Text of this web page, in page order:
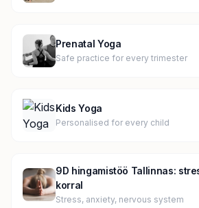
Prenatal Yoga
Safe practice for every trimester
Kids Yoga
Personalised for every child
9D hingamistöö Tallinnas:
korral
Stress, anxiety, nervous system